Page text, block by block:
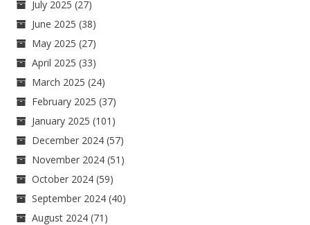
July 2025 (27)
June 2025 (38)
May 2025 (27)
April 2025 (33)
March 2025 (24)
February 2025 (37)
January 2025 (101)
December 2024 (57)
November 2024 (51)
October 2024 (59)
September 2024 (40)
August 2024 (71)